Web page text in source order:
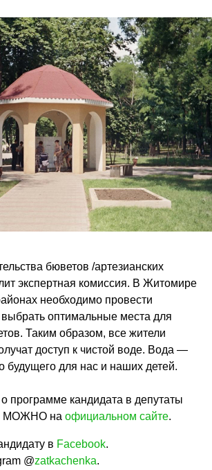
бюветов /артезианских
экспертная комиссия. В Житомире
необходимо провести
оптимальные места для
Таким образом, все жители
доступ к чистой воде. Вода —
будущего для нас и наших детей.
кандидата в депутаты
МОЖНО на официальном сайте.
в Facebook.
@zatkachenka.